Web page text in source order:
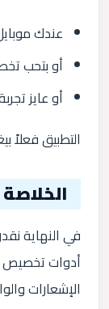
عندك
أو بتحب
أو عايز
التطبيق فعلاً
الخلاصة
في النهاية
أدوات تخصيص
الإشعارات